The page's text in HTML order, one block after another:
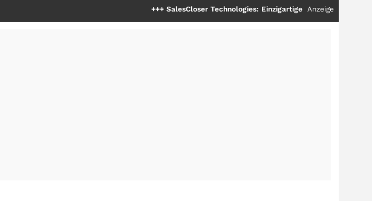
SalesCloser Technologies: Einzigartige Leistung zieht die Top-Dogs
Anzeige